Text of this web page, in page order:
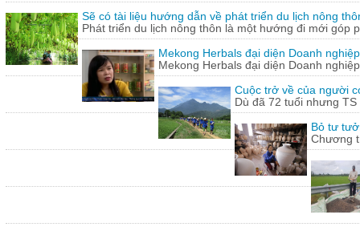
Sẽ có tài liệu hướng dẫn về phát triển du lịch nông
Phát triển du lịch nông thôn là một hướng đi mới góp
Mekong Herbals đại diện Doanh
Mekong Herbals đại diện Doanh
Cuộc trở về của người
Dù đã 72 tuổi nhưng
Bỏ tư
Chương